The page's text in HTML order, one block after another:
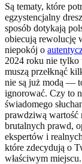
Są tematy, które
egzystencjalny
sposób dotykają
obiecują rewolucję
niepokój o
2024 roku nie tylko
muszą przełknąć
nie są już modą —
ignorować. Czy to
świadomego
prawdziwą wartość
brutalnych prawd,
ekspertów i
które zdecydują o
właściwym miejscu.